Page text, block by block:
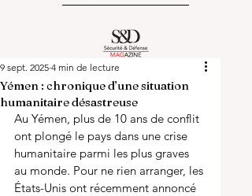
Yémen : chronique d’une situation
humanitaire désastreuse
9 sept. 2025 4 min de lecture
Au Yémen, plus de 10 ans de conflit
ont plongé le pays dans une crise
humanitaire parmi les plus graves
au monde. Pour ne rien arranger, les
États-Unis ont récemment annoncé